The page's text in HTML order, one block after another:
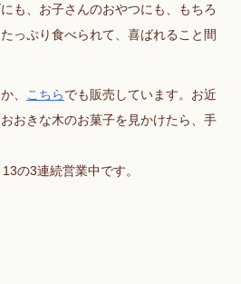
も、お子さんのおやつにも、もちろ
っぷり食べられて、喜ばれること間
、 こちらでも販売しています。お近
おきな木のお菓子を見かけたら、手
の3連続営業中です。